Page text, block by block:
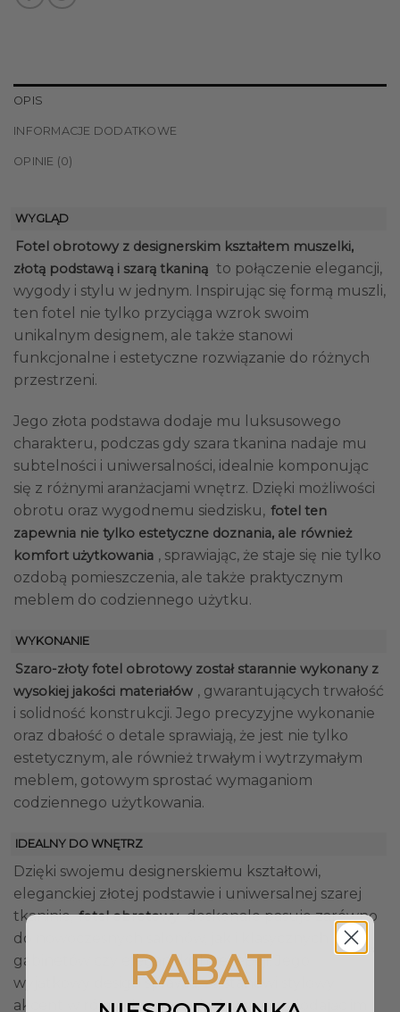
OPIS
INFORMACJE DODATKOWE
OPINIE (0)
WYGLĄD
Fotel obrotowy z designerskim kształtem muszelki,
złotą podstawą i szarą tkaniną to połączenie elegancji,
wygody i stylu w jednym. Inspirując się formą muszli,
ten fotel nie tylko przyciąga wzrok swoim
unikalnym designem, ale także stanowi
funkcjonalne i estetyczne rozwiązanie do różnych
przestrzeni.
Jego złota podstawa dodaje mu luksusowego
charakteru, podczas gdy szara tkanina nadaje mu
subtelności i uniwersalności, idealnie komponując
się z różnymi aranżacjami wnętrz. Dzięki możliwości
obrotu oraz wygodnemu siedzisku, fotel ten
zapewnia nie tylko estetyczne doznania, ale również
komfort użytkowania , sprawiając, że staje się nie tylko
ozdobą pomieszczenia, ale także praktycznym
meblem do codziennego użytku.
WYKONANIE
Szaro-złoty fotel obrotowy został starannie wykonany z
wysokiej jakości materiałów , gwarantujących trwałość
i solidność konstrukcji. Jego precyzyjne wykonanie
oraz dbałość o detale sprawiają, że jest nie tylko
estetycznym, ale również trwałym i wytrzymałym
meblem, gotowym sprostać wymaganiom
codziennego użytkowania.
IDEALNY DO WNĘTRZ
Dzięki swojemu designerskiemu kształtowi,
eleganckiej złotej podstawie i uniwersalnej szarej
tkaninie,fotel obrotowy doskonale pasuje zarówno
do nowoczesnych salonów, jak i klasycznych
gabinetów czy eleganckich recepcji. Jego
wyjątkowy design sprawia, że stanowi stylowy
akcent w różnych aranżacjach wnętrz, dodając im
RABAT